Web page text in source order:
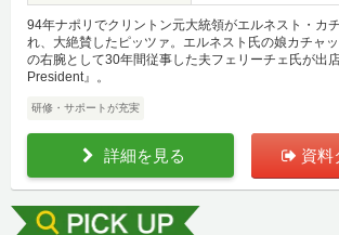
94年ナポリでクリントン元大統領がエルネスト・カ
れ、大絶賛したピッツァ。エルネスト氏の娘カチャ
の右腕として30年間従事した夫フェリーチェ氏が出
President』。
研修・サポートが充実
詳細を見る 資料